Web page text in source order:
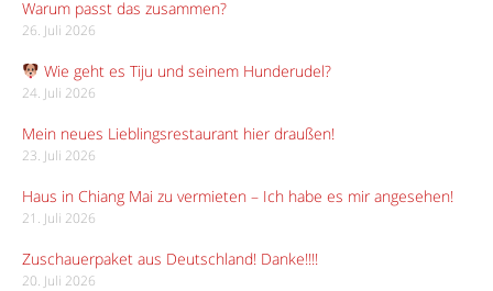
Warum passt das zusammen?
26. Juli 2026
Wie geht es Tiju und seinem Hunderudel?
24. Juli 2026
Mein neues Lieblingsrestaurant hier draußen!
23. Juli 2026
Haus in Chiang Mai zu vermieten – Ich habe es mir angesehen!
21. Juli 2026
Zuschauerpaket aus Deutschland! Danke!!!!
20. Juli 2026